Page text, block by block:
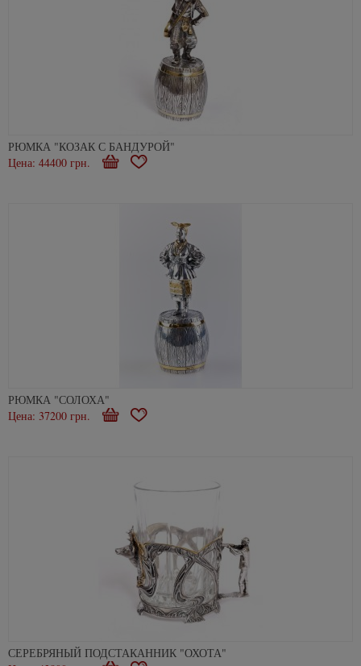
РЮМКА "КОЗАК С БАНДУРОЙ"
Цена: 44400 грн.
В
В
РЮМКА "СОЛОХА"
Цена: 37200 грн.
В
В
СЕРЕБРЯНЫЙ ПОДСТАКАННИК "ОХОТА"